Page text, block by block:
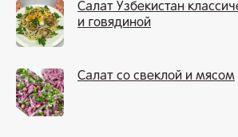
Салат Узбекистан
и говядиной
Салат со свеклой и мясом